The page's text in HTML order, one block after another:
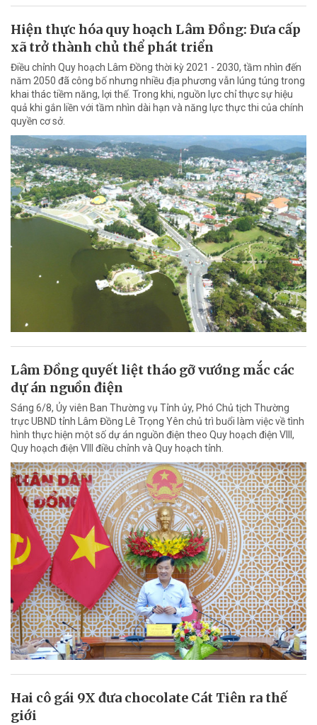
Hiện thực hóa quy hoạch Lâm Đồng: Đưa cấp
xã trở thành chủ thể phát triển
Điều chỉnh Quy hoạch Lâm Đồng thời kỳ 2021 - 2030, tầm nhìn đến
năm 2050 đã công bố nhưng nhiều địa phương vẫn lúng túng trong
khai thác tiềm năng, lợi thế. Trong khi, nguồn lực chỉ thực sự hiệu
quả khi gắn liền với tầm nhìn dài hạn và năng lực thực thi của chính
quyền cơ sở.
Lâm Đồng quyết liệt tháo gỡ vướng mắc các
dự án nguồn điện
Sáng 6/8, Ủy viên Ban Thường vụ Tỉnh ủy, Phó Chủ tịch Thường
trực UBND tỉnh Lâm Đồng Lê Trọng Yên chủ trì buổi làm việc về tình
hình thực hiện một số dự án nguồn điện theo Quy hoạch điện VIII,
Quy hoạch điện VIII điều chỉnh và Quy hoạch tỉnh.
Hai cô gái 9X đưa chocolate Cát Tiên ra thế
giới